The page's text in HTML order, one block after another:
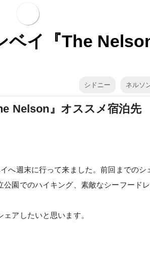
ベイ『The
シドニー ネルソ
Nelson』オススメ宿泊先
へ週末に行って来ました。前回までのシ
園でのハイキング、素敵なシーフード
アしたいと思います。